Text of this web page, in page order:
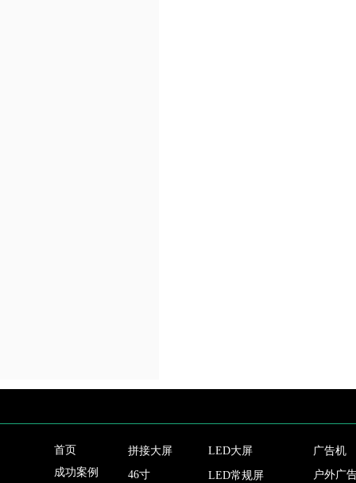
首页
成功案例
拼接大屏
46寸
LED大屏
LED常规屏
广告机
户外广